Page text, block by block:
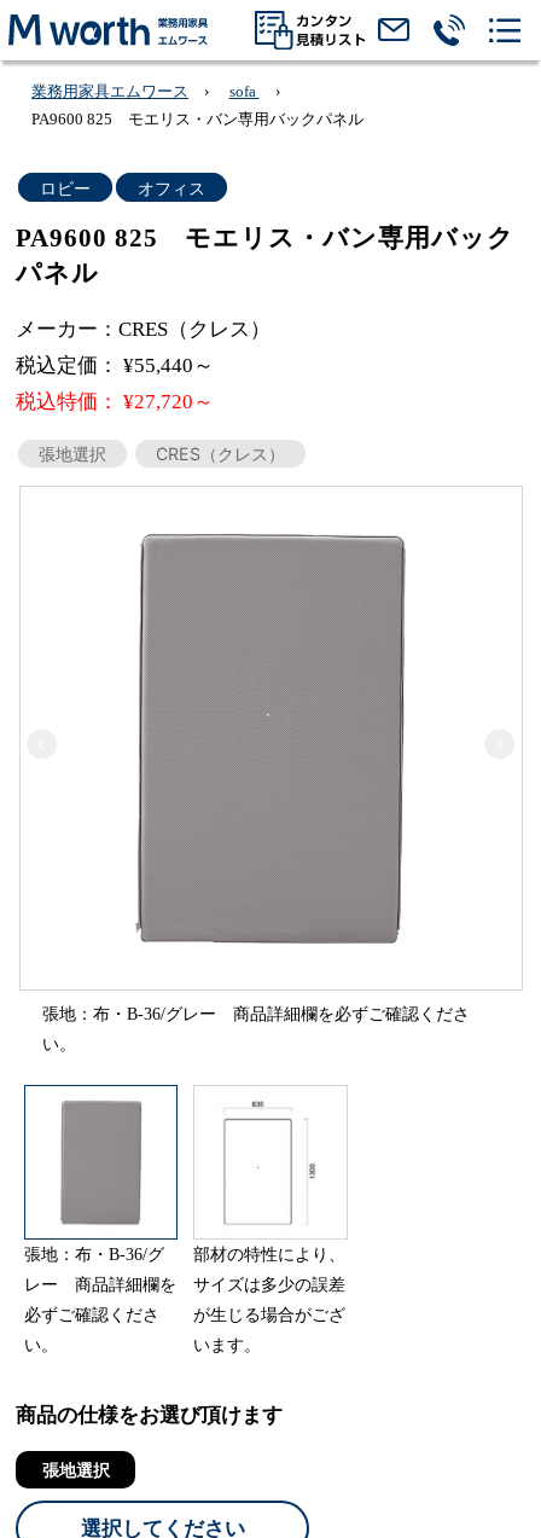
業務用家具エムワース
sofa
PA9600 825 モエリス・バン専用バックパネル
ロビー オフィス
PA9600 825 モエリス・バン専用バック
パネル
メーカー：CRES（クレス）
税込定価： ¥55,440～
税込特価： ¥27,720～
張地選択 CRES（クレス）
張地：布・B-36/グレー 商品詳細欄を必ずご確認くださ
い。
張地：布・B-36/グ
レー 商品詳細欄を
必ずご確認くださ
い。
部材の特性により、
サイズは多少の誤差
が生じる場合がござ
います。
商品の仕様をお選び頂けます
張地選択
選択してください